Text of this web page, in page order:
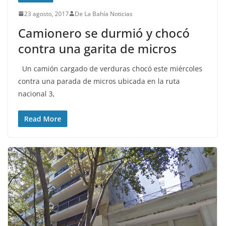
23 agosto, 2017 De La Bahía Noticias
Camionero se durmió y chocó
contra una garita de micros
Un camión cargado de verduras chocó este miércoles
contra una parada de micros ubicada en la ruta
nacional 3,
Read More